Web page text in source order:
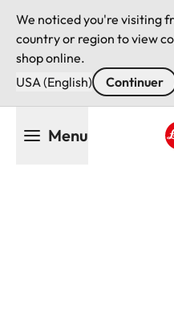
We noticed you're visiting
country or region to view
shop online.
USA (English)
Continuer
Menu